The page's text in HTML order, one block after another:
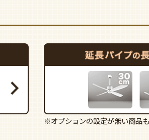
※オプションの設定が無い商品